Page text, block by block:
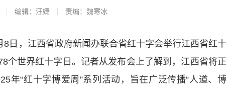
编辑：汪婕 责编：魏寒冰
，江西省政府新闻办联合省红十字会举行江西省红十
个世界红十字日。记者从发布会上了解到，江西省将正
年“红十字博爱周”系列活动，旨在广泛传播“人道、博